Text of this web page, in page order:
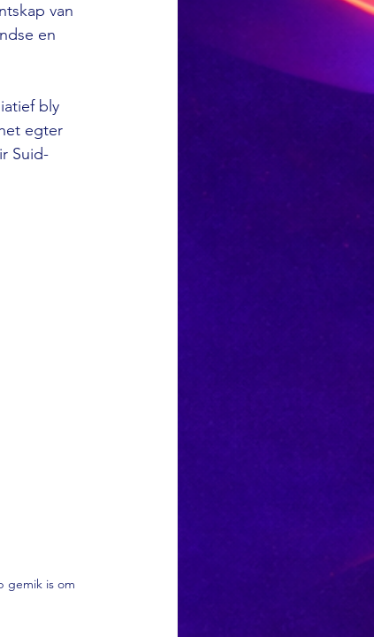
van
en
bly
egter
Suid-
gemik is om